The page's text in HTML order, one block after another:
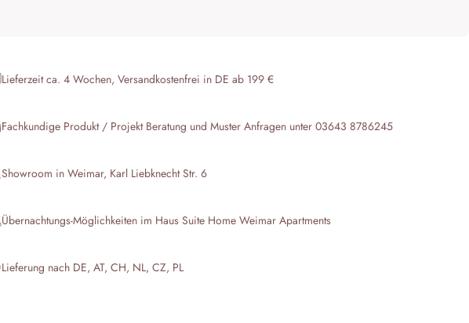
Lieferzeit ca. 4 Wochen, Versandkostenfrei in DE ab 199 €
Fachkundige Produkt / Projekt Beratung und Muster Anfragen unter 03643 8786245
Showroom in Weimar, Karl Liebknecht Str. 6
Übernachtungs-Möglichkeiten im Haus Suite Home Weimar Apartments
Lieferung nach DE, AT, CH, NL, CZ, PL